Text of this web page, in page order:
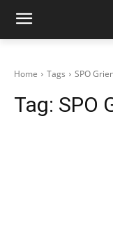
Home Tags SPO
Tag: SPO